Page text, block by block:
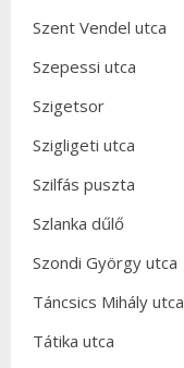
Szent Vendel utca
Szepessi utca
Szigetsor
Szigligeti utca
Szilfás puszta
Szlanka dűlő
Szondi György utca
Táncsics Mihály utca
Tátika utca